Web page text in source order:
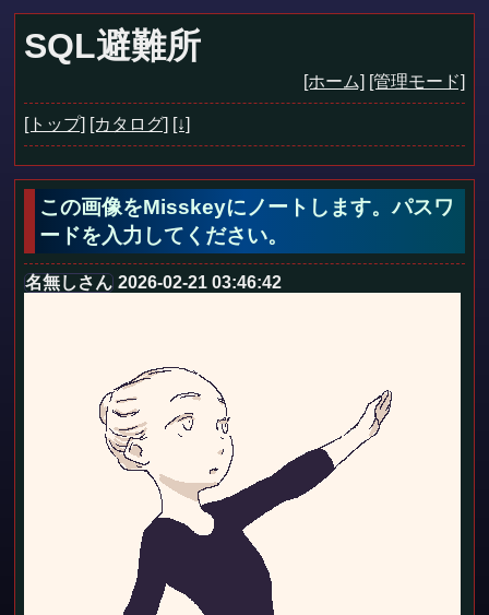
SQL避難所
[ホーム] [管理モード]
[トップ] [カタログ] [↓]
この画像をMisskeyにノートします。パスワ
ードを入力してください。
名無しさん 2026-02-21 03:46:42